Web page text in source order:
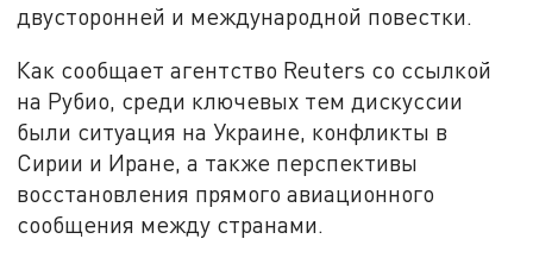
двусторонней и международной повестки.
Как сообщает агентство Reuters со ссылкой
на Рубио, среди ключевых тем дискуссии
были ситуация на Украине, конфликты в
Сирии и Иране, а также перспективы
восстановления прямого авиационного
сообщения между странами.